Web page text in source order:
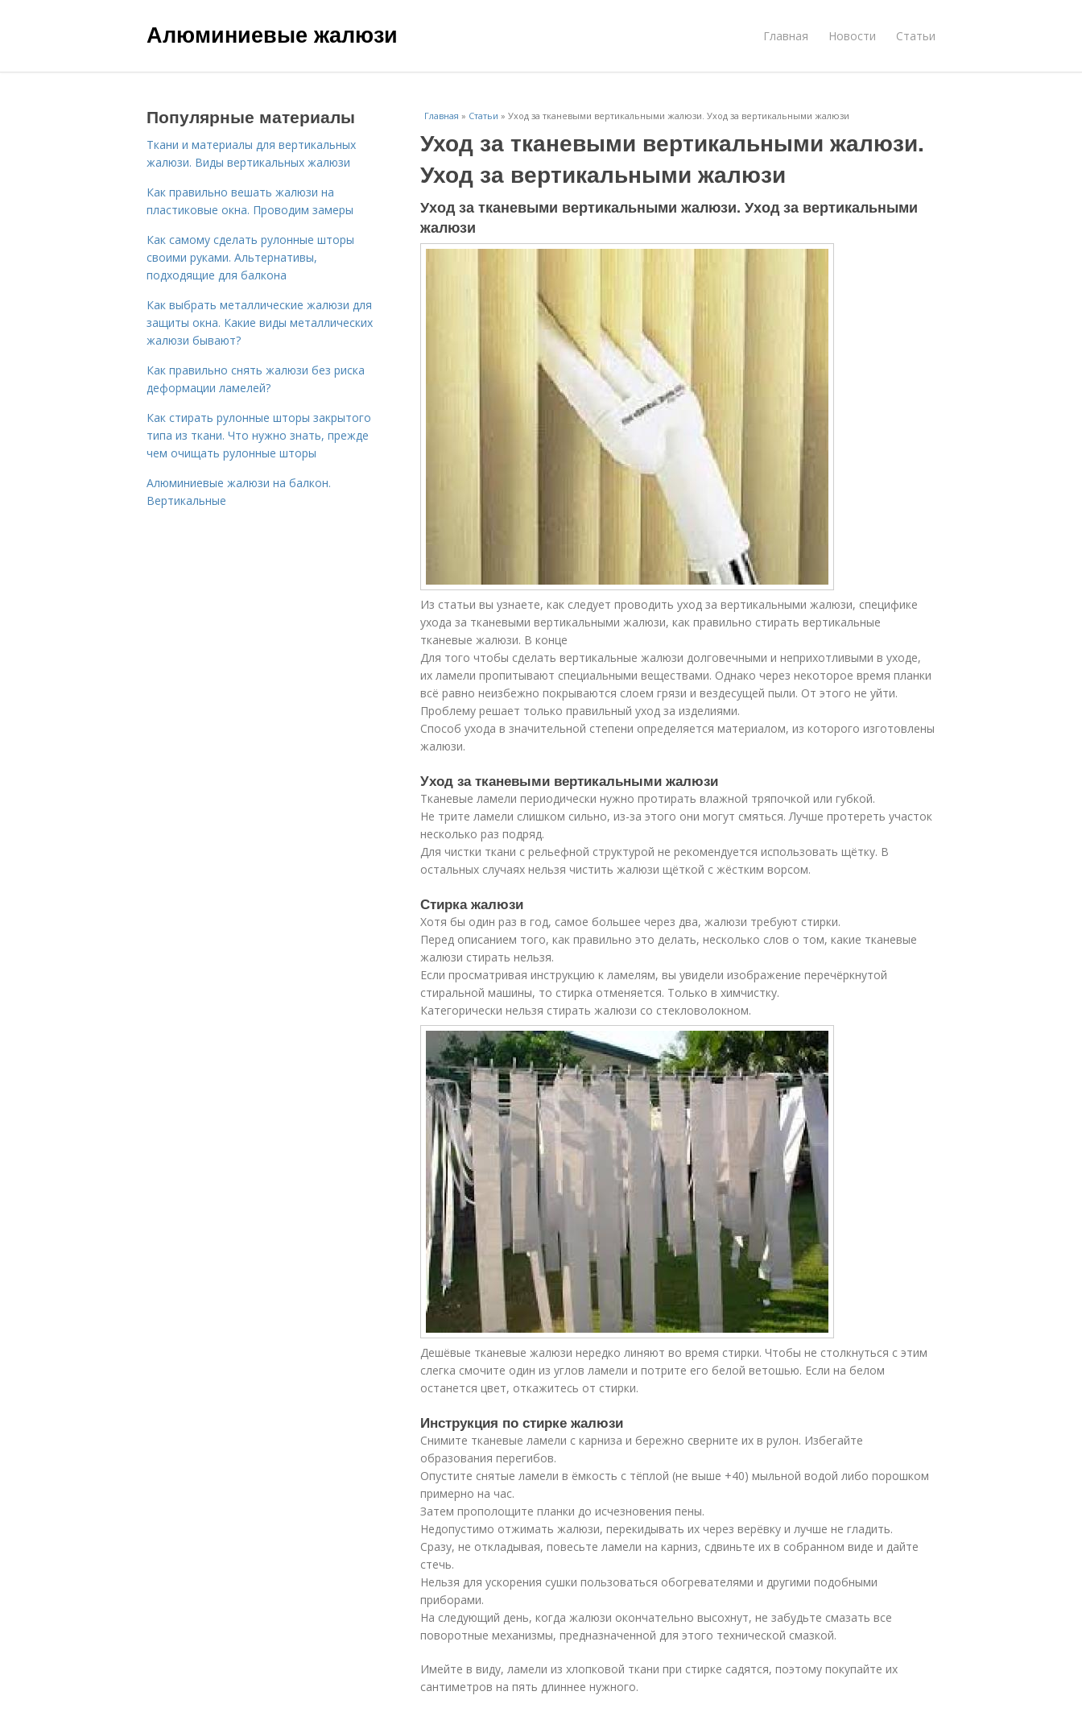
Алюминиевые жалюзи Главная Новости Статьи
Главная » Статьи » Уход за тканевыми вертикальными жалюзи. Уход за вертикальными жалюзи
Уход за тканевыми вертикальными жалюзи.
Уход за вертикальными жалюзи
Уход за тканевыми вертикальными жалюзи. Уход за вертикальными
жалюзи
Из статьи вы узнаете, как следует проводить уход за вертикальными жалюзи, специфике
ухода за тканевыми вертикальными жалюзи, как правильно стирать вертикальные
тканевые жалюзи. В конце
Для того чтобы сделать вертикальные жалюзи долговечными и неприхотливыми в уходе,
их ламели пропитывают специальными веществами. Однако через некоторое время планки
всё равно неизбежно покрываются слоем грязи и вездесущей пыли. От этого не уйти.
Проблему решает только правильный уход за изделиями.
Способ ухода в значительной степени определяется материалом, из которого изготовлены
жалюзи.
Уход за тканевыми вертикальными жалюзи
Тканевые ламели периодически нужно протирать влажной тряпочкой или губкой.
Не трите ламели слишком сильно, из-за этого они могут смяться. Лучше протереть участок
несколько раз подряд.
Для чистки ткани с рельефной структурой не рекомендуется использовать щётку. В
остальных случаях нельзя чистить жалюзи щёткой с жёстким ворсом.
Стирка жалюзи
Хотя бы один раз в год, самое большее через два, жалюзи требуют стирки.
Перед описанием того, как правильно это делать, несколько слов о том, какие тканевые
жалюзи стирать нельзя.
Если просматривая инструкцию к ламелям, вы увидели изображение перечёркнутой
стиральной машины, то стирка отменяется. Только в химчистку.
Категорически нельзя стирать жалюзи со стекловолокном.
Дешёвые тканевые жалюзи нередко линяют во время стирки. Чтобы не столкнуться с этим
слегка смочите один из углов ламели и потрите его белой ветошью. Если на белом
останется цвет, откажитесь от стирки.
Инструкция по стирке жалюзи
Снимите тканевые ламели с карниза и бережно сверните их в рулон. Избегайте
образования перегибов.
Опустите снятые ламели в ёмкость с тёплой (не выше +40) мыльной водой либо порошком
примерно на час.
Затем прополощите планки до исчезновения пены.
Недопустимо отжимать жалюзи, перекидывать их через верёвку и лучше не гладить.
Сразу, не откладывая, повесьте ламели на карниз, сдвиньте их в собранном виде и дайте
стечь.
Нельзя для ускорения сушки пользоваться обогревателями и другими подобными
приборами.
На следующий день, когда жалюзи окончательно высохнут, не забудьте смазать все
поворотные механизмы, предназначенной для этого технической смазкой.
Имейте в виду, ламели из хлопковой ткани при стирке садятся, поэтому покупайте их
сантиметров на пять длиннее нужного.
Популярные материалы
Ткани и материалы для вертикальных
жалюзи. Виды вертикальных жалюзи
Как правильно вешать жалюзи на
пластиковые окна. Проводим замеры
Как самому сделать рулонные шторы
своими руками. Альтернативы,
подходящие для балкона
Как выбрать металлические жалюзи для
защиты окна. Какие виды металлических
жалюзи бывают?
Как правильно снять жалюзи без риска
деформации ламелей?
Как стирать рулонные шторы закрытого
типа из ткани. Что нужно знать, прежде
чем очищать рулонные шторы
Алюминиевые жалюзи на балкон.
Вертикальные